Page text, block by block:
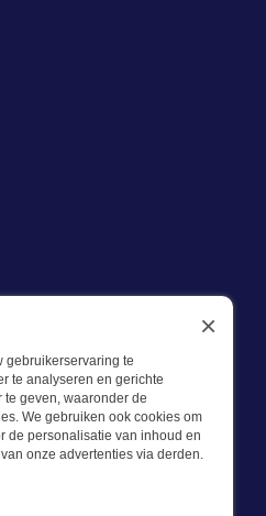
BV. Bevazet levert al
en kleinere ondernemingen.
gebruikerservaring te
te analyseren en gerichte
geven, waaronder de
We gebruiken ook cookies om
de personalisatie van inhoud en
onze advertenties via derden.
×